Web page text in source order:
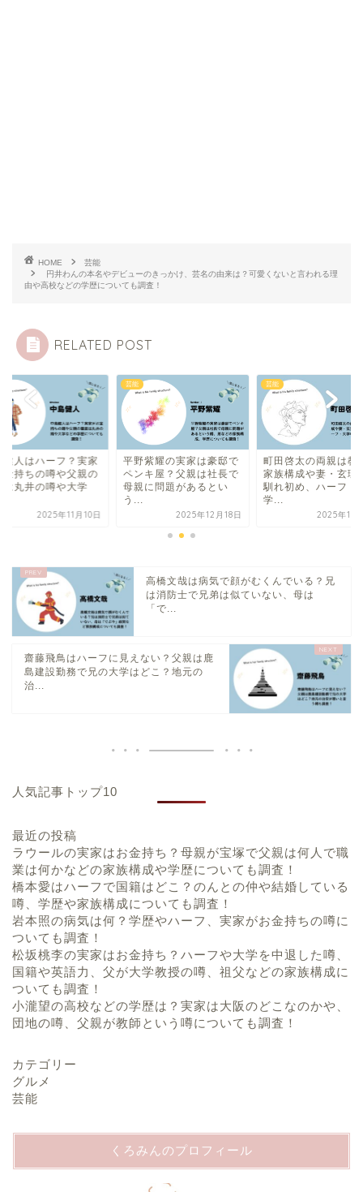
HOME
芸能
円井わんの本名やデビューのきっかけ、芸名の由来は？可愛くないと言われる理
由や高校などの学歴についても調査！
RELATED POST
健人はハーフ？実家
金持ちの噂や父親の
は丸井の噂や大学
2025年11月10日
芸能
平野紫耀の実家は豪邸で
ペンキ屋？父親は社長で
母親に問題があるとい
う...
2025年12月18日
芸能
町田啓太の両親は教
家族構成や妻・玄理
馴れ初め、ハーフ・
学...
2025年10
高橋文哉は病気で顔がむくんでいる？兄
は消防士で兄弟は似ていない、母は
「で...
齋藤飛鳥はハーフに見えない？父親は鹿
島建設勤務で兄の大学はどこ？地元の
治...
人気記事トップ10
最近の投稿
ラウールの実家はお金持ち？母親が宝塚で父親は何人で職
業は何かなどの家族構成や学歴についても調査！
橋本愛はハーフで国籍はどこ？のんとの仲や結婚している
噂、学歴や家族構成についても調査！
岩本照の病気は何？学歴やハーフ、実家がお金持ちの噂に
ついても調査！
松坂桃李の実家はお金持ち？ハーフや大学を中退した噂、
国籍や英語力、父が大学教授の噂、祖父などの家族構成に
ついても調査！
小瀧望の高校などの学歴は？実家は大阪のどこなのかや、
団地の噂、父親が教師という噂についても調査！
カテゴリー
グルメ
芸能
くろみんのプロフィール